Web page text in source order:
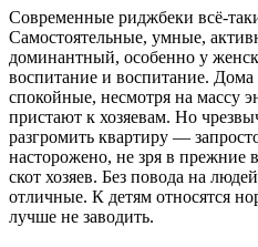
Современные риджбеки всё-
Самостоятельные, умные,
доминантный, особенно у
воспитание и воспитание.
спокойные, несмотря на массу
пристают к хозяевам. Но
разгромить квартиру —
насторожено, не зря в
скот хозяев. Без повода на
отличные. К детям относятся
лучше не заводить.